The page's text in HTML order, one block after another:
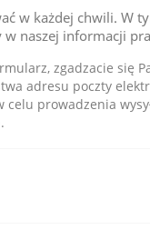
w każdej chwili. W
w naszej informacji
zgadzacie się
adresu poczty
celu prowadzenia